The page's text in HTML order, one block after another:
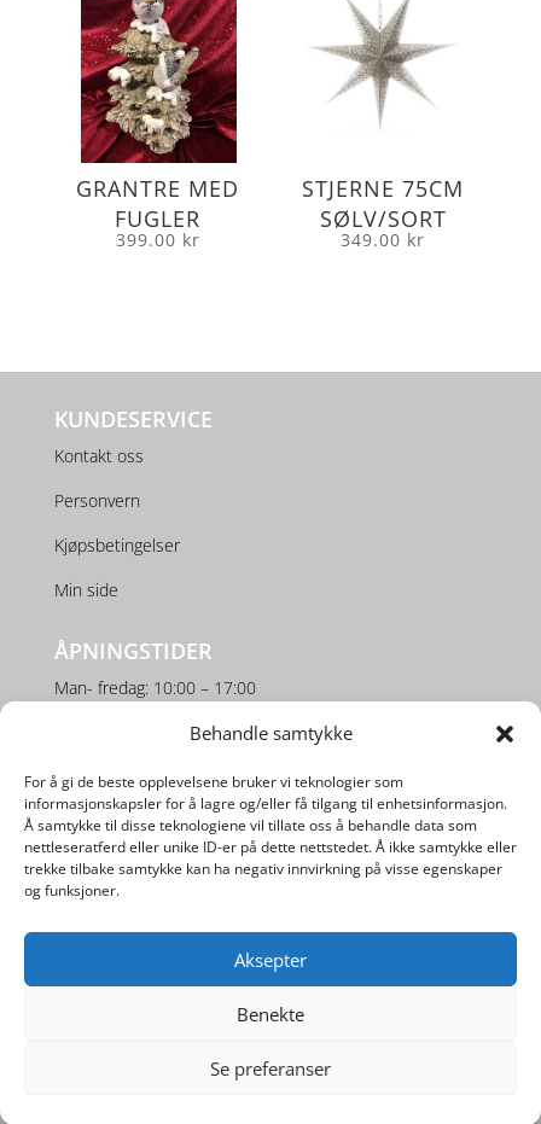
Behandle samtykke
For å gi de beste opplevelsene bruker vi teknologier som
informasjonskapsler for å lagre og/eller få tilgang til enhetsinformasjon.
Å samtykke til disse teknologiene vil tillate oss å behandle data som
nettleseratferd eller unike ID-er på dette nettstedet. Å ikke samtykke eller
trekke tilbake samtykke kan ha negativ innvirkning på visse egenskaper
og funksjoner.
Aksepter
Benekte
Se preferanser
GRANTRE MED
FUGLER
399.00 kr
STJERNE 75CM
SØLV/SORT
349.00 kr
KUNDESERVICE
Kontakt oss
Personvern
Kjøpsbetingelser
Min side
ÅPNINGSTIDER
Man- fredag: 10:00 – 17:00
Lørdag: 10:00 – 16:00
SOSIALE MEDIER
Utviklet avDigipos AS